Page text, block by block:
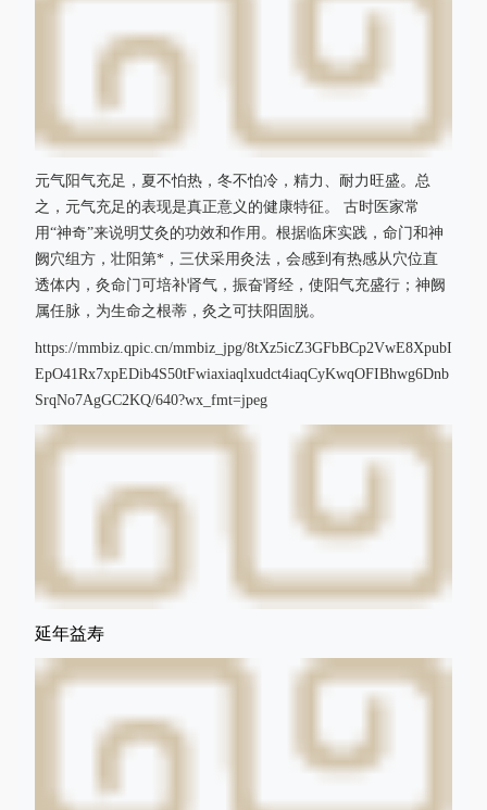
元气阳气充足，夏不怕热，冬不怕冷，精力、耐力旺盛。总
之，元气充足的表现是真正意义的健康特征。 古时医家常
用“神奇”来说明艾灸的功效和作用。根据临床实践，命门和神
阙穴组方，壮阳第*，三伏采用灸法，会感到有热感从穴位直
透体内，灸命门可培补肾气，振奋肾经，使阳气充盛行；神阙
属任脉，为生命之根蒂，灸之可扶阳固脱。
https://mmbiz.qpic.cn/mmbiz_jpg/8tXz5icZ3GFbBCp2VwE8XpubI
EpO41Rx7xpEDib4S50tFwiaxiaqlxudct4iaqCyKwqOFIBhwg6Dnb
SrqNo7AgGC2KQ/640?wx_fmt=jpeg
延年益寿